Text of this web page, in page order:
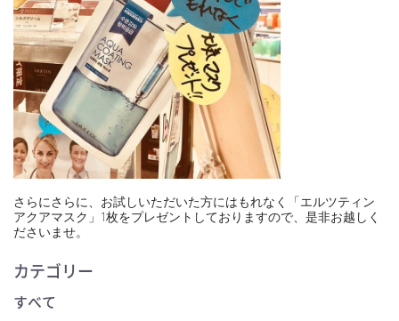
さらにさらに、お試しいただいた方にはもれなく「エルツティン
アクアマスク」1枚をプレゼントしておりますので、是非お越しく
ださいませ。
カテゴリー
すべて